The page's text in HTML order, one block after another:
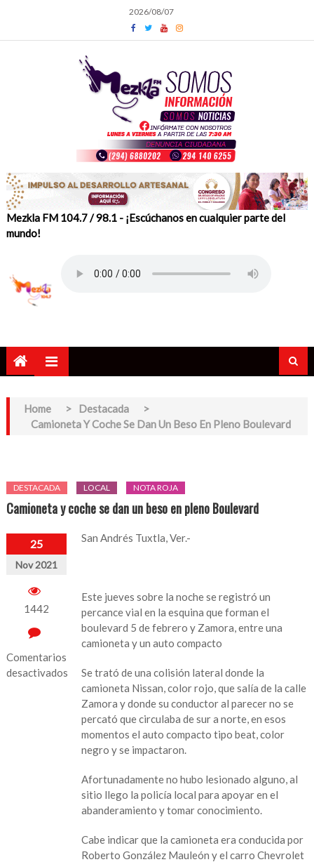
content
2026/08/07
Mezkla FM 104.7 / 98.1 - ¡Escúchanos en cualquier parte del
mundo!
Home > Destacada
>
Camioneta Y Coche Se Dan Un Beso En Pleno Boulevard
DESTACADA LOCAL NOTA ROJA
Camioneta y coche se dan un beso en pleno Boulevard
25
Nov 2021
1442
Comentarios
desactivados
San Andrés Tuxtla, Ver.-
Este jueves sobre la noche se registró un
percance vial en la esquina que forman el
boulevard 5 de febrero y Zamora, entre una
camioneta y un auto compacto
Se trató de una colisión lateral donde la
camioneta Nissan, color rojo, que salía de la calle
Zamora y donde su conductor al parecer no se
percató que circulaba de sur a norte, en esos
momentos el auto compacto tipo beat, color
negro y se impactaron.
Afortunadamente no hubo lesionado alguno, al
sitio llego la policía local para apoyar en el
abanderamiento y tomar conocimiento.
Cabe indicar que la camioneta era conducida por
Roberto González Mauleón y el carro Chevrolet